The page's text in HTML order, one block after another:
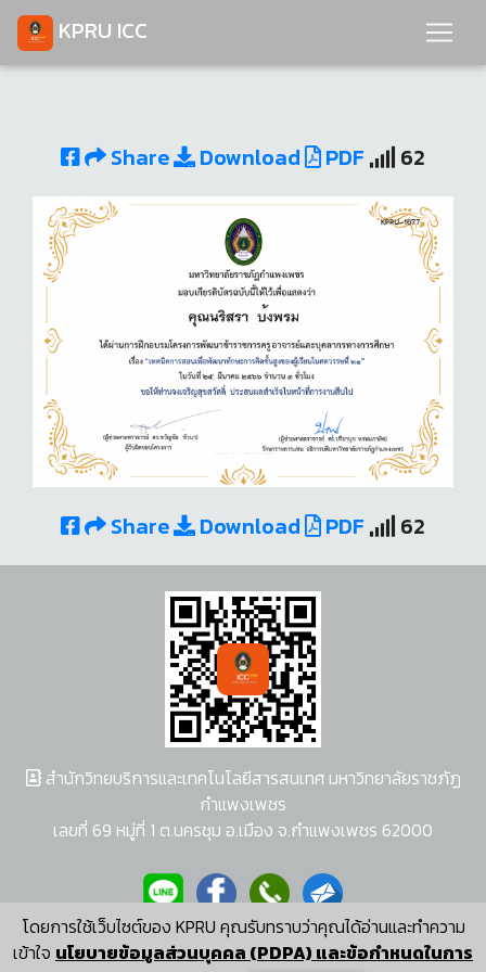
KPRU ICC
Share Download PDF 62
Share Download PDF 62
โดยการใช้เว็บไซต์ของ KPRU คุณรับทราบว่าคุณได้อ่านและทำความ
เข้าใจ นโยบายข้อมูลส่วนบุคคล (PDPA) และข้อกำหนดในการ
สำนักวิทยบริการและเทคโนโลยีสารสนเทศ มหาวิทยาลัยราชภัฏ
กำแพงเพชร
เลขที่ 69 หมู่ที่ 1 ต.นครชุม อ.เมือง จ.กำแพงเพชร 62000
ผู้พัฒนาระบบ อนุชา พวงผกา